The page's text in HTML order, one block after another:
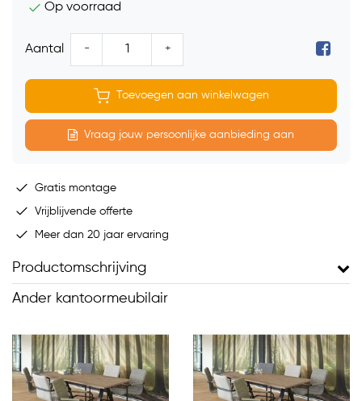
Op voorraad
Aantal - +
Toevoegen aan winkelwagen
Vraag jouw persoonlijke aanbieding aan
Gratis montage
Vrijblijvende offerte
Meer dan 20 jaar ervaring
Productomschrijving
Ander kantoormeubilair